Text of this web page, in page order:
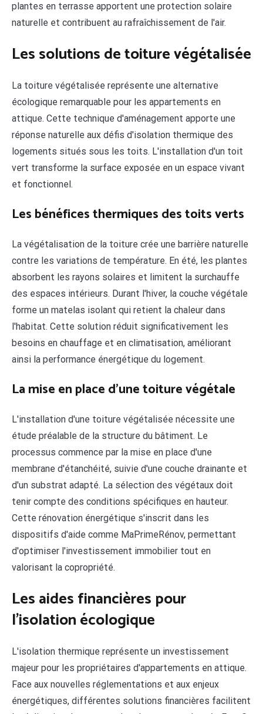
plantes en terrasse apportent une protection solaire
naturelle et contribuent au rafraîchissement de l'air.
Les solutions de toiture végétalisée
La toiture végétalisée représente une alternative
écologique remarquable pour les appartements en
attique. Cette technique d'aménagement apporte une
réponse naturelle aux défis d'isolation thermique des
logements situés sous les toits. L'installation d'un toit
vert transforme la surface exposée en un espace vivant
et fonctionnel.
Les bénéfices thermiques des toits verts
La végétalisation de la toiture crée une barrière naturelle
contre les variations de température. En été, les plantes
absorbent les rayons solaires et limitent la surchauffe
des espaces intérieurs. Durant l'hiver, la couche végétale
forme un matelas isolant qui retient la chaleur dans
l'habitat. Cette solution réduit significativement les
besoins en chauffage et en climatisation, améliorant
ainsi la performance énergétique du logement.
La mise en place d'une toiture végétale
L'installation d'une toiture végétalisée nécessite une
étude préalable de la structure du bâtiment. Le
processus commence par la mise en place d'une
membrane d'étanchéité, suivie d'une couche drainante et
d'un substrat adapté. La sélection des végétaux doit
tenir compte des conditions spécifiques en hauteur.
Cette rénovation énergétique s'inscrit dans les
dispositifs d'aide comme MaPrimeRénov, permettant
d'optimiser l'investissement immobilier tout en
valorisant la copropriété.
Les aides financières pour
l'isolation écologique
L'isolation thermique représente un investissement
majeur pour les propriétaires d'appartements en attique.
Face aux nouvelles réglementations et aux enjeux
énergétiques, différentes solutions financières facilitent